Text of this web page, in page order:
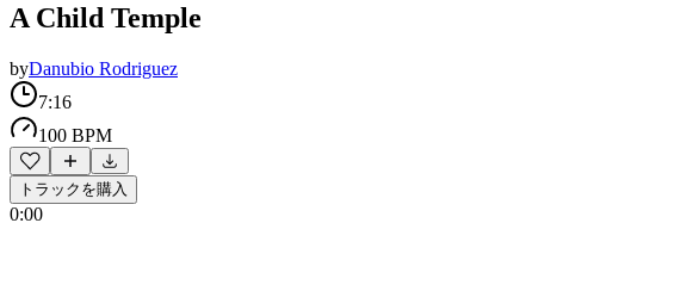
A Child Temple
byDanubio Rodriguez
7:16
100 BPM
トラックを購入
0:00